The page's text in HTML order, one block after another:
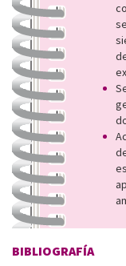
BIBLIOGRAFÍA